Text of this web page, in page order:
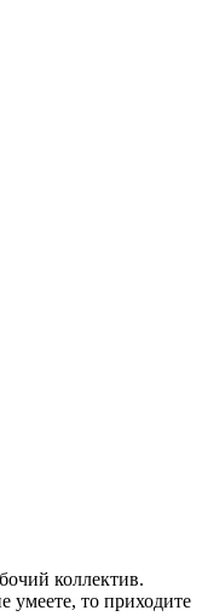
коллектив.
умеете, то приходите